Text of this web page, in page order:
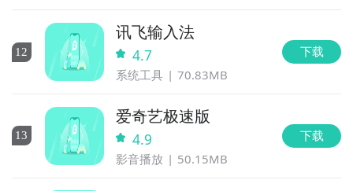
12
讯飞输入法
4.7
系统工具 70.83MB
下载
13
爱奇艺极速版
4.9
影音播放 50.15MB
下载